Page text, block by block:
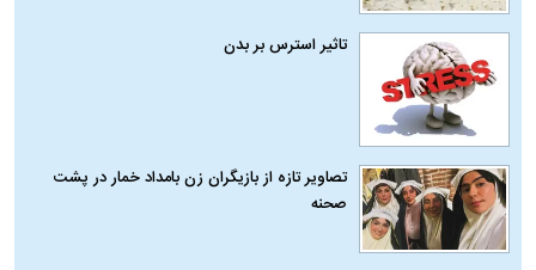
تاثیر استرس بر بدن
تصاویر تازه از بازیگران زن بامداد خمار در پشت
صحنه